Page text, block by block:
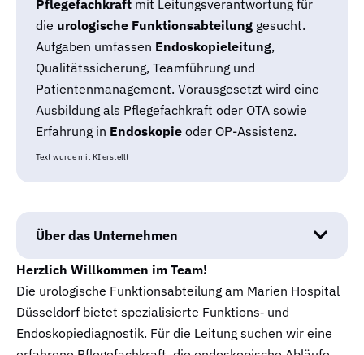
Pflegefachkraft mit Leitungsverantwortung für
die urologische Funktionsabteilung gesucht.
Aufgaben umfassen Endoskopieleitung,
Qualitätssicherung, Teamführung und
Patientenmanagement. Vorausgesetzt wird eine
Ausbildung als Pflegefachkraft oder OTA sowie
Erfahrung in Endoskopie oder OP-Assistenz.
Text wurde mit KI erstellt
Über das Unternehmen
Herzlich Willkommen im Team!
Die urologische Funktionsabteilung am Marien Hospital
Düsseldorf bietet spezialisierte Funktions‑ und
Endoskopiediagnostik. Für die Leitung suchen wir eine